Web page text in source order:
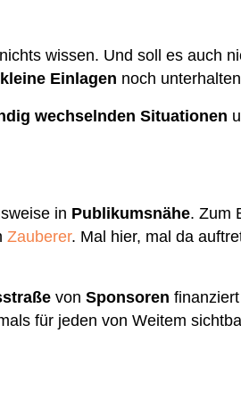
wissen. Und soll es auch
kleine Einlagen noch
wechselnden Situationen
in Publikumsnähe. Zum
Zauberer. Mal hier, mal da
von Sponsoren
für jeden von Weitem